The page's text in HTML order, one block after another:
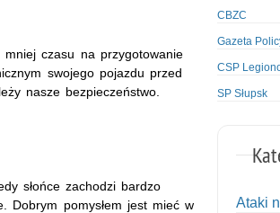
czasu na przygotowanie
swojego pojazdu przed
nasze bezpieczeństwo.
słońce zachodzi bardzo
Dobrym pomysłem jest mieć w
CBZC
Gazeta
CSP
SP Słupsk
Ataki